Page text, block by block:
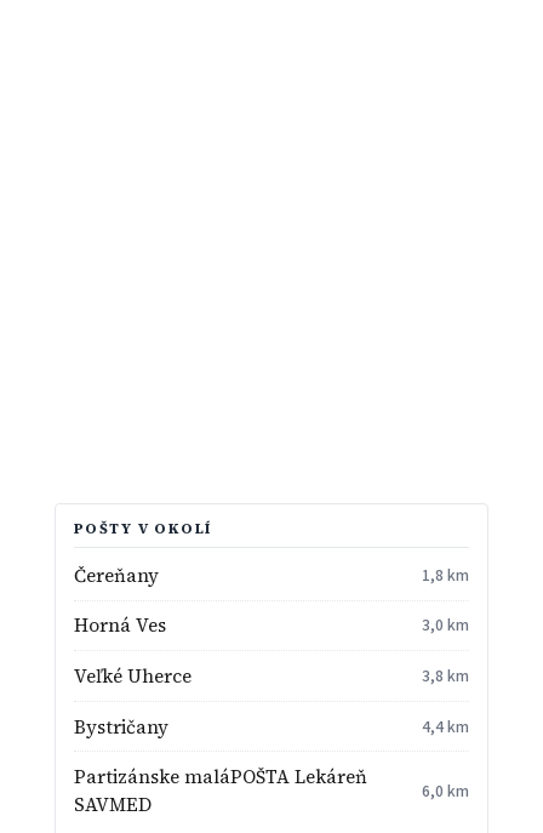
POŠTY V OKOLÍ
Čereňany 1,8 km
Horná Ves 3,0 km
Veľké Uherce 3,8 km
Bystričany 4,4 km
Partizánske maláPOŠTA Lekáreň
SAVMED
6,0 km